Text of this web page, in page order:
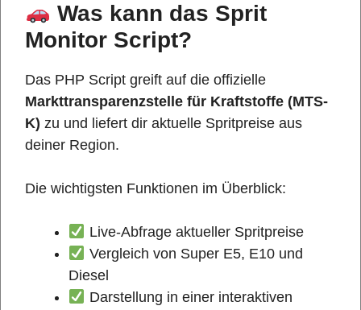
Was kann das Sprit
Monitor Script?
Das PHP Script greift auf die offizielle
Markttransparenzstelle für Kraftstoffe (MTS-
K) zu und liefert dir aktuelle Spritpreise aus
deiner Region.
Die wichtigsten Funktionen im Überblick:
Live-Abfrage aktueller Spritpreise
Vergleich von Super E5, E10 und
Diesel
Darstellung in einer interaktiven